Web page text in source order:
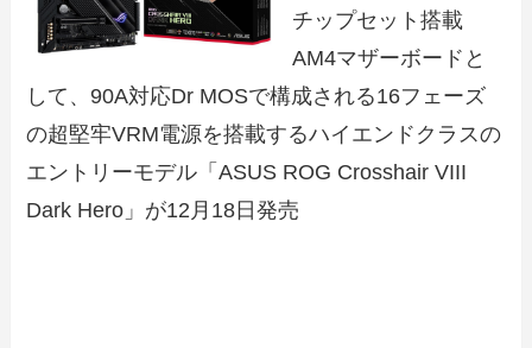
チップセット搭載
AM4マザーボードと
して、90A対応Dr MOSで構成される16フェーズ
の超堅牢VRM電源を搭載するハイエンドクラスの
エントリーモデル「ASUS ROG Crosshair VIII
Dark Hero」が12月18日発売